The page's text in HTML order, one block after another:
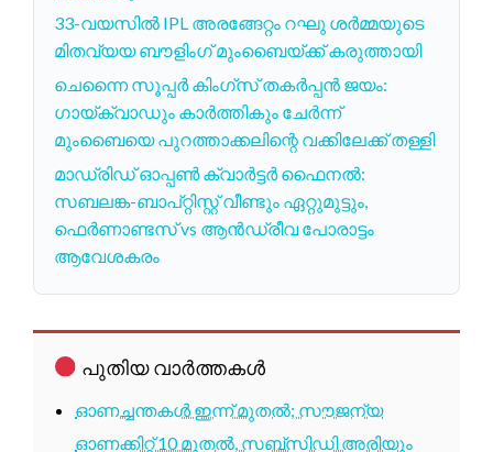
33-വയസിൽ IPL അരങ്ങേറ്റം റഘു ശർമ്മയുടെ
മിതവ്യയ ബൗളിംഗ് മുംബൈയ്ക്ക് കരുത്തായി
ചെന്നൈ സൂപ്പർ കിംഗ്സ് തകർപ്പൻ ജയം:
ഗായ്ക്വാഡും കാർത്തികും ചേർന്ന്
മുംബൈയെ പുറത്താക്കലിന്റെ വക്കിലേക്ക് തള്ളി
മാഡ്രിഡ് ഓപ്പൺ ക്വാർട്ടർ ഫൈനൽ:
സബലങ്ക-ബാപ്റ്റിസ്റ്റ് വീണ്ടും ഏറ്റുമുട്ടും,
ഫെർണാണ്ടസ് vs ആൻഡ്രീവ പോരാട്ടം
ആവേശകരം
പുതിയ വാർത്തകൾ
ഓണച്ചന്തകൾ ഇന്ന് മുതൽ; സൗജന്യ
ഓണക്കിറ്റ് 10 മുതൽ, സബ്സിഡി അരിയും